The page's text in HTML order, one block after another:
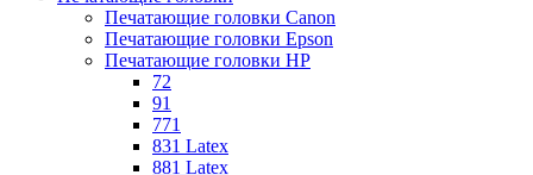
Печатающие головки Canon
Печатающие головки Epson
Печатающие головки HP
72
91
771
831 Latex
881 Latex